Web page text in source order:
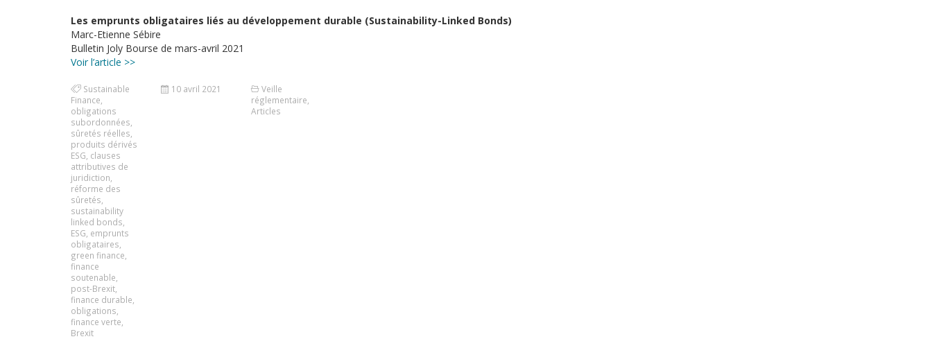
Les emprunts obligataires liés au développement durable (Sustainability-Linked Bonds)
Marc-Etienne Sébire
Bulletin Joly Bourse de mars-avril 2021
Voir l’article >>
Sustainable
Finance
obligations
subordonnées
sûretés réelles
produits dérivés
ESG clauses
attributives de
juridiction
réforme des
sûretés
sustainability
linked bonds
ESG emprunts
obligataires
green finance
finance
soutenable
post-Brexit
finance durable
obligations
finance verte
Brexit
10 avril 2021
Veille
réglementaire
Articles